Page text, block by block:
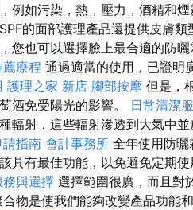
例如污染，熱，壓力，酒精和煙
的面部護理產品還提供皮膚類
您也可以選擇臉上最合適的防
療程 通過適當的使用，已證明
護理之家 新店 腳部按摩 但是，
酒免受陽光的影響。 日常清潔
輻射，這些輻射滲透到大氣中並
指南 會計事務所 全年使用防曬
具有最佳功能，以免避免定期使
與選擇 選擇範圍很廣，而且對
合物是使我們能夠改變產品功能